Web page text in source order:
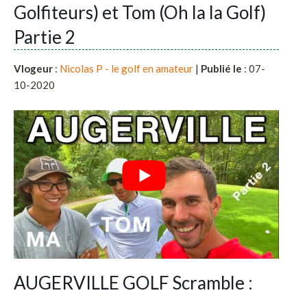
Golfiteurs) et Tom (Oh la la Golf)
Partie 2
Vlogeur : Nicolas P - le golf en amateur | Publié le : 07-
10-2020
AUGERVILLE GOLF Scramble :